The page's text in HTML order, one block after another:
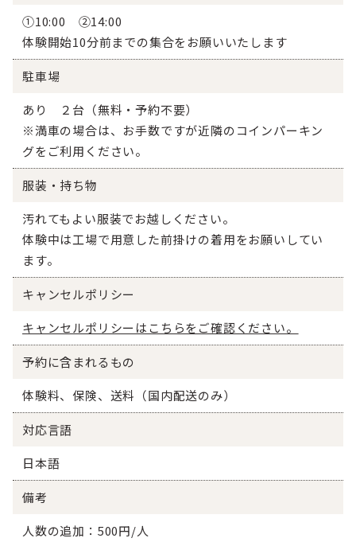
①10:00 ②14:00
体験開始10分前までの集合をお願いいたします
駐車場
あり ２台（無料・予約不要）
※満車の場合は、お手数ですが近隣のコインパーキン
グをご利用ください。
服装・持ち物
汚れてもよい服装でお越しください。
体験中は工場で用意した前掛けの着用をお願いしてい
ます。
キャンセルポリシー
キャンセルポリシーはこちらをご確認ください。
予約に含まれるもの
体験料、保険、送料（国内配送のみ）
対応言語
日本語
備考
人数の追加：500円/人